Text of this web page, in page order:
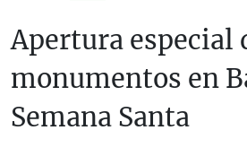
Apertura especial
monumentos en
Semana Santa